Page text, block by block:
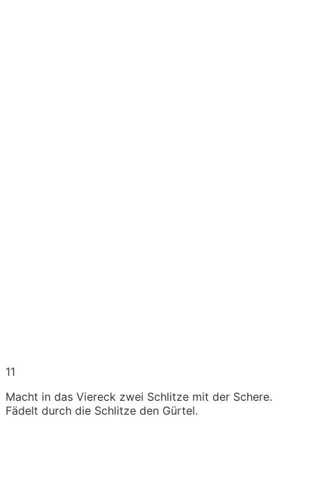
11
Macht in das Viereck zwei Schlitze mit der Schere.
Fädelt durch die Schlitze den Gürtel.